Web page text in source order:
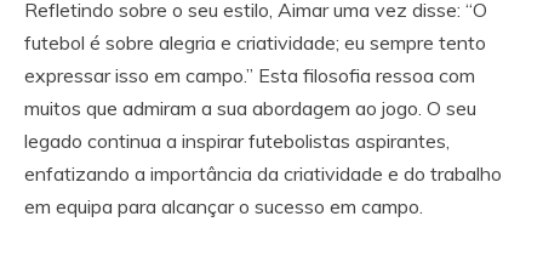
Refletindo sobre o seu estilo, Aimar uma vez disse: “O
futebol é sobre alegria e criatividade; eu sempre tento
expressar isso em campo.” Esta filosofia ressoa com
muitos que admiram a sua abordagem ao jogo. O seu
legado continua a inspirar futebolistas aspirantes,
enfatizando a importância da criatividade e do trabalho
em equipa para alcançar o sucesso em campo.